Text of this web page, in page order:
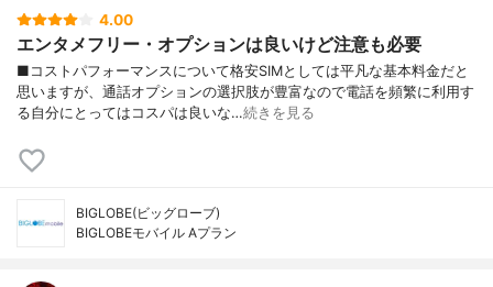
4.00
エンタメフリー・オプションは良いけど注意も必要
■コストパフォーマンスについて格安SIMとしては平凡な基本料金だと
思いますが、通話オプションの選択肢が豊富なので電話を頻繁に利用す
る自分にとってはコスパは良いな…続きを見る
BIGLOBE(ビッグローブ)
BIGLOBEモバイル Aプラン